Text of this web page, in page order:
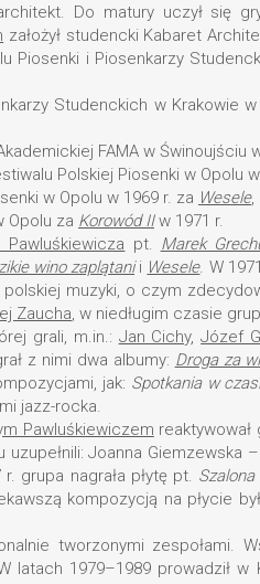
Do matury uczył się
założył studencki Kabaret
Piosenki i Piosenkarzy
Studenckich w Krakowie
FAMA w Świnoujściu
Polskiej Piosenki w Opolu
w Opolu w 1969 r. za Wesele,
Opolu za Korowód IIw 1971 r.
pt. Marek
wino zaplątanii Wesele. W
muzyki, o czym
Zaucha, w niedługim czasie
grali, m.in.: Jan Cichy,Józef
z nimi dwa albumy: Droga za
jak: Spotkania w
jazz-rocka.
Pawluśkiewiczem
uzupełnili: Joanna Giemzewska
grupa nagrała płytę pt.
kompozycją na płycie
tworzonymi zespołami.
latach 1979–1989 prowadził w